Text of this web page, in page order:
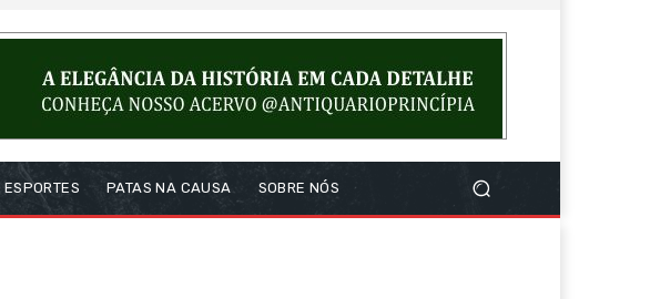
ESPORTES PATAS NA CAUSA SOBRE NÓS